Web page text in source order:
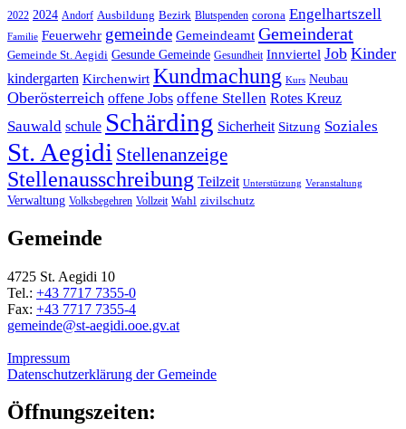
2022 2024 Andorf Ausbildung Bezirk Blutspenden corona Engelhartszell
Familie Feuerwehr gemeinde Gemeindeamt Gemeinderat
Gemeinde St. Aegidi Gesunde Gemeinde Gesundheit Innviertel Job Kinder
kindergarten Kirchenwirt Kundmachung Kurs Neubau
Oberösterreich offene Jobs offene Stellen Rotes Kreuz
Sauwald schule Schärding Sicherheit Sitzung Soziales
St. Aegidi Stellenanzeige
Stellenausschreibung Teilzeit Unterstützung Veranstaltung
Verwaltung Volksbegehren Vollzeit Wahl zivilschutz
Gemeinde
4725 St. Aegidi 10
Tel.: +43 7717 7355-0
Fax: +43 7717 7355-4
gemeinde@st-aegidi.ooe.gv.at
Impressum
Datenschutzerklärung der Gemeinde
Öffnungszeiten: